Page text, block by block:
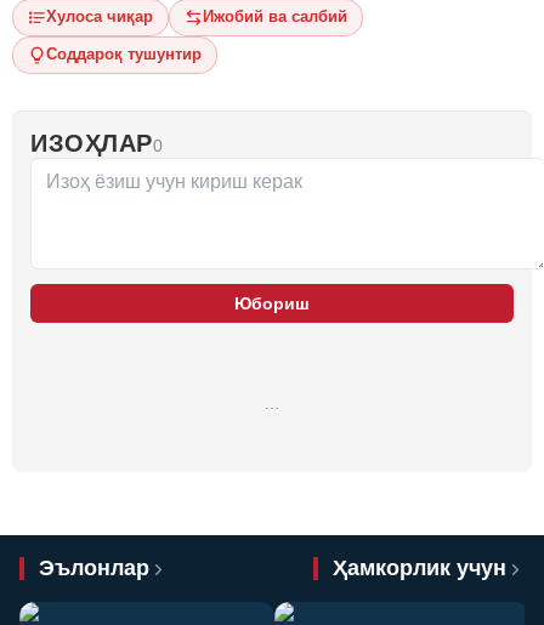
Хулоса чиқар Ижобий ва салбий
Соддароқ тушунтир
ИЗОҲЛАР0
Юбориш
…
Эълонлар Ҳамкорлик учун